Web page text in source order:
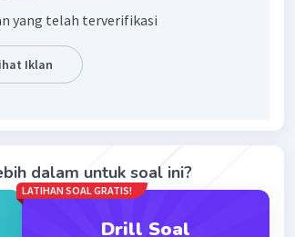
diganti menjadi "Pendapat yang Anda
yang telah terverifikasi
Iklan
dalam untuk soal ini?
LATIHAN SOAL GRATIS!
Drill Soal